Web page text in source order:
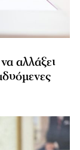
αλλάξει